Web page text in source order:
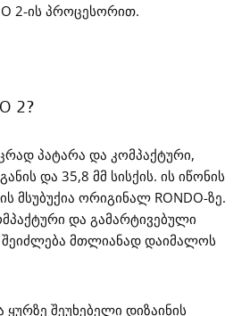
2-ის პროცესორით.
2?
პატარა და კომპაქტური,
და 35,8 მმ სისქის. ის იწონის
მსუბუქია ორიგინალ RONDO-ზე.
და გამარტივებული
მთლიანად დაიმალოს
ყურზე შეუხებელი დიზაინის